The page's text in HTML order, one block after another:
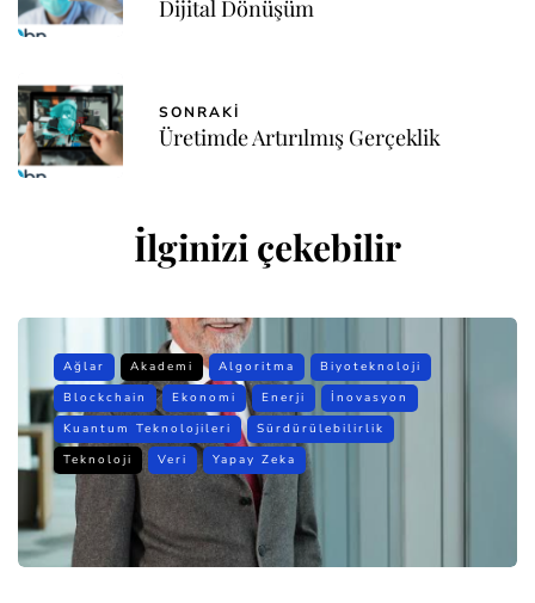
Dijital Dönüşüm
SONRAKI
Üretimde Artırılmış Gerçeklik
İlginizi çekebilir
Ağlar Akademi Algoritma
Biyoteknoloji
Blockchain
Ekonomi Enerji
İnovasyon
Kuantum Teknolojileri
Sürdürülebilirlik
Teknoloji
Veri Yapay Zeka